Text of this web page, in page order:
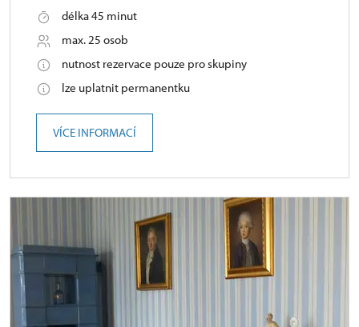
délka 45 minut
max. 25 osob
nutnost rezervace pouze pro skupiny
lze uplatnit permanentku
VÍCE INFORMACÍ